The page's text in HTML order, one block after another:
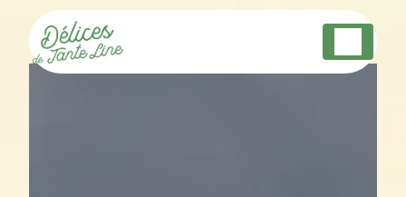
Panneau de gestion des cookies